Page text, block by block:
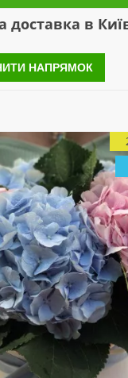
доставка в
НАПРЯМОК